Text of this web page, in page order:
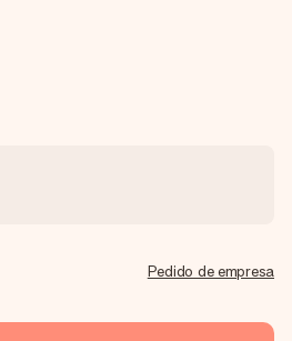
Pedido de empresa